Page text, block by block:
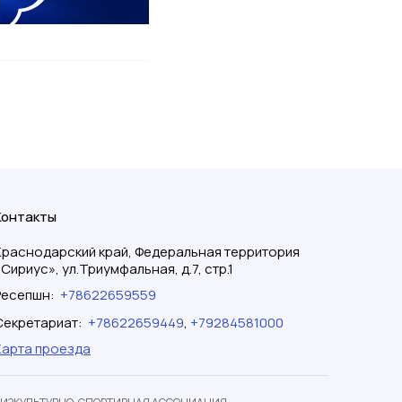
край, Федеральная территория
ул.Триумфальная, д.7, стр.1
: +78622659559
: +78622659449, +79284581000
проезда